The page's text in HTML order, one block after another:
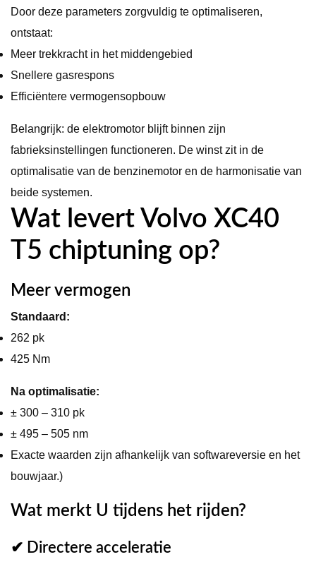
Door deze parameters zorgvuldig te optimaliseren,
ontstaat:
Meer trekkracht in het middengebied
Snellere gasrespons
Efficiëntere vermogensopbouw
Belangrijk: de elektromotor blijft binnen zijn
fabrieksinstellingen functioneren. De winst zit in de
optimalisatie van de benzinemotor en de harmonisatie van
beide systemen.
Wat levert Volvo XC40
T5 chiptuning op?
Meer vermogen
Standaard:
262 pk
425 Nm
Na optimalisatie:
± 300 – 310 pk
± 495 – 505 nm
Exacte waarden zijn afhankelijk van softwareversie en het
bouwjaar.)
Wat merkt U tijdens het rijden?
✔ Directere acceleratie